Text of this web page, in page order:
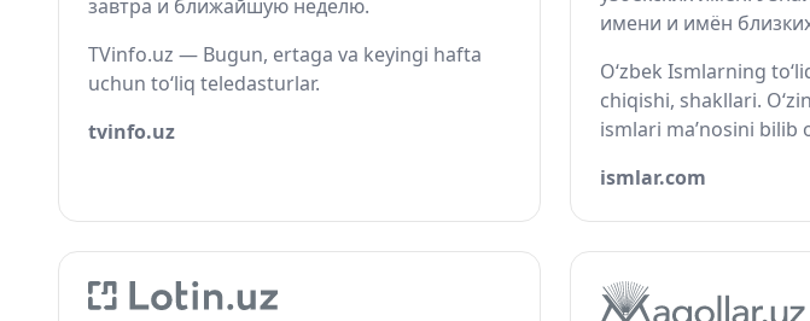
завтра и ближайшую неделю.
TVinfo.uz — Bugun, ertaga va keyingi hafta
uchun to‘liq teledasturlar.
tvinfo.uz
имени и имён
O‘zbek Ismlarning
chiqishi, shakllari.
ismlari ma’nosini bilib
ismlar.com